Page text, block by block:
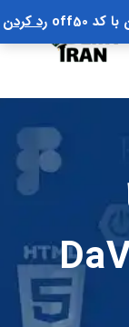
رد کردن